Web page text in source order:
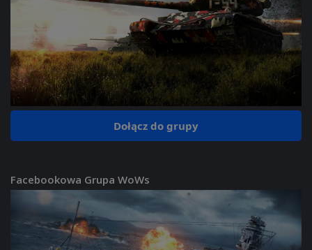
Dołącz do grupy
Facebookowa Grupa WoWs